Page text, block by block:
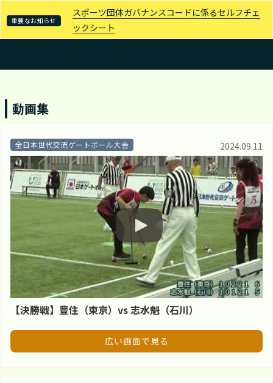
（特
京
ト
ー
重要なお知らせ
スポーツ団体ガバナンスコードに係るセルフチェ
ックシート
動画集
全日本世代交流ゲートボール大会
【決勝戦】豊住（東京）vs 志水魁（石川）
2024.09.11
広い画面で見る